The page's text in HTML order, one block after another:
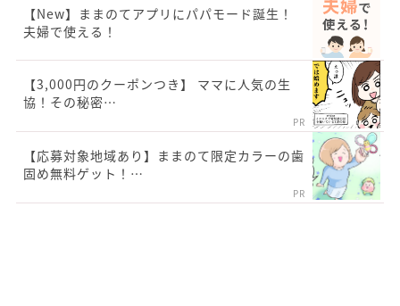
【New】ままのてアプリにパパモード誕生！
夫婦で使える！
【3,000円のクーポンつき】 ママに人気の生
協！その秘密…
PR
【応募対象地域あり】ままのて限定カラーの歯
固め無料ゲット！…
PR